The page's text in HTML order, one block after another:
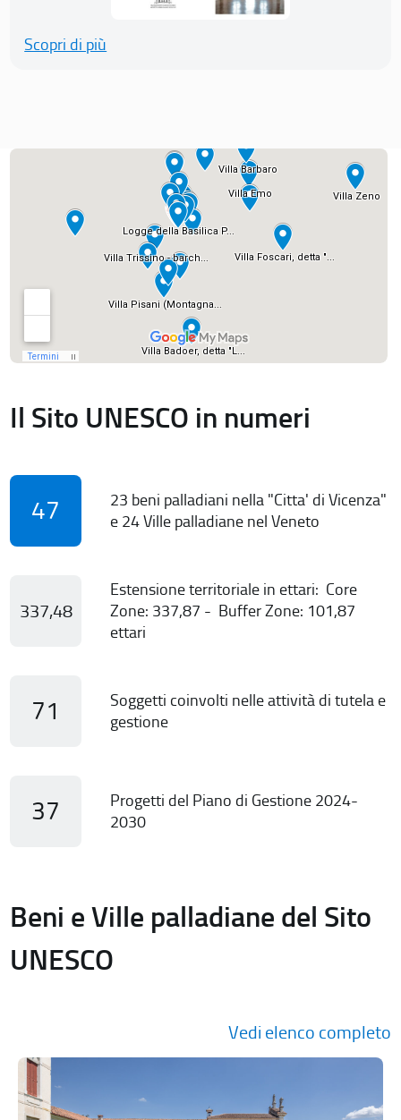
Scopri di più
Il Sito UNESCO in numeri
47
23 beni palladiani nella "Citta' di Vicenza"
e 24 Ville palladiane nel Veneto
337,48
Estensione territoriale in ettari: Core
Zone: 337,87 - Buffer Zone: 101,87
ettari
71
Soggetti coinvolti nelle attività di tutela e
gestione
37
Progetti del Piano di Gestione 2024-
2030
Beni e Ville palladiane del Sito
UNESCO
Vedi elenco completo